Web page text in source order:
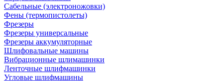
Сабельные (электроножовки)
Фены (термопистолеты)
Фрезеры
Фрезеры универсальные
Фрезеры аккумуляторные
Шлифовальные машины
Вибрационные шлимашинки
Ленточные шлифмашинки
Угловые шлифмашины